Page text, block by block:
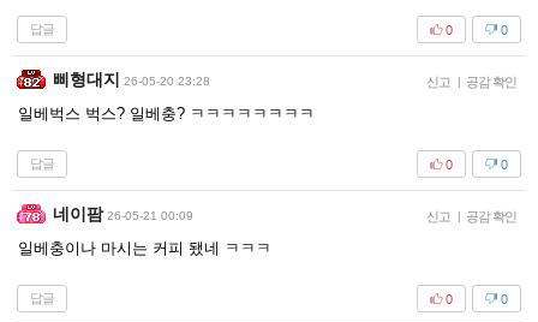
답글 0
0
삐형대지 26-05-20 23:28 신고 | 공감 확인
일베벅스 벅스? 일베충? ㅋㅋㅋㅋㅋㅋㅋㅋ
답글 0
0
네이팜 26-05-21 00:09 신고 | 공감 확인
일베충이나 마시는 커피 됐네 ㅋㅋㅋ
답글 0
0